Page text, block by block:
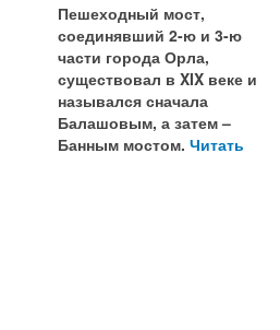
Пешеходный мост,
соединявший 2-ю и 3-ю
части города Орла,
существовал в XIX веке и
назывался сначала
Балашовым, а затем –
Банным мостом. Читать